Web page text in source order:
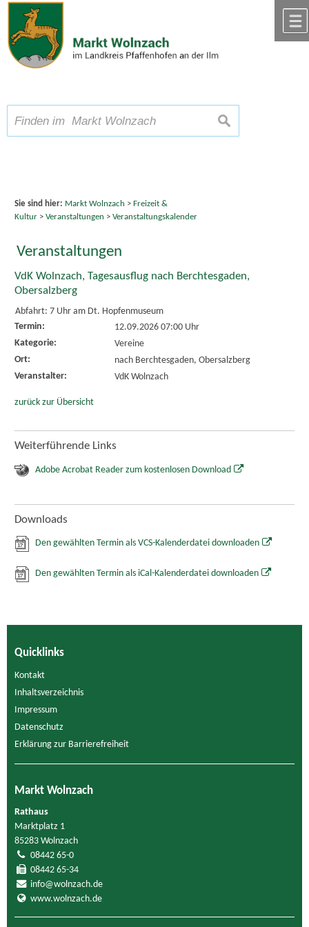
Zum Inhalt,zur Navigation
Schriftgröße A A A suchen
Sie sind hier: Markt Wolnzach > Freizeit &
Kultur> Veranstaltungen > Veranstaltungskalender
Veranstaltungen
VdK Wolnzach, Tagesausflug nach Berchtesgaden,
Obersalzberg
Abfahrt: 7 Uhr am Dt. Hopfenmuseum
Termin:
12.09.2026 07:00 Uhr
Kategorie:
Vereine
Ort:
nach Berchtesgaden, Obersalzberg
Veranstalter:
VdK Wolnzach
zurück zur Übersicht
Weiterführende Links
Adobe Acrobat Reader zum kostenlosen Download
Downloads
Den gewählten Termin als VCS-Kalenderdatei downloaden
Den gewählten Termin als iCal-Kalenderdatei downloaden
Quicklinks
Kontakt
Inhaltsverzeichnis
Impressum
Datenschutz
Erklärung zur Barrierefreiheit
Markt Wolnzach
Rathaus
Marktplatz 1
85283 Wolnzach
08442 65-0
08442 65-34
info@wolnzach.de
www.wolnzach.de